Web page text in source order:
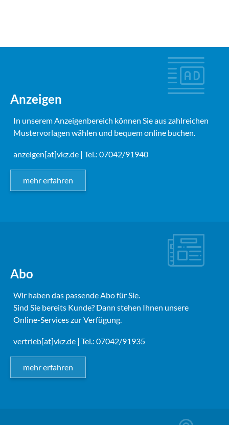
Anzeigen
In unserem Anzeigenbereich können Sie aus zahlreichen
Mustervorlagen wählen und bequem online buchen.
anzeigen[at]vkz.de | Tel.: 07042/91940
mehr erfahren
Abo
Wir haben das passende Abo für Sie.
Sind Sie bereits Kunde? Dann stehen Ihnen unsere
Online-Services zur Verfügung.
vertrieb[at]vkz.de | Tel.: 07042/91935
mehr erfahren